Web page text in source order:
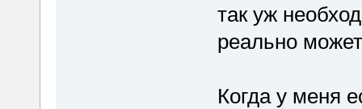
так уж
реально
Когда у меня